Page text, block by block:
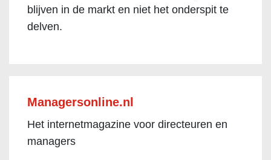
blijven in de markt en niet het onderspit te
delven.
Managersonline.nl
Het internetmagazine voor directeuren en
managers